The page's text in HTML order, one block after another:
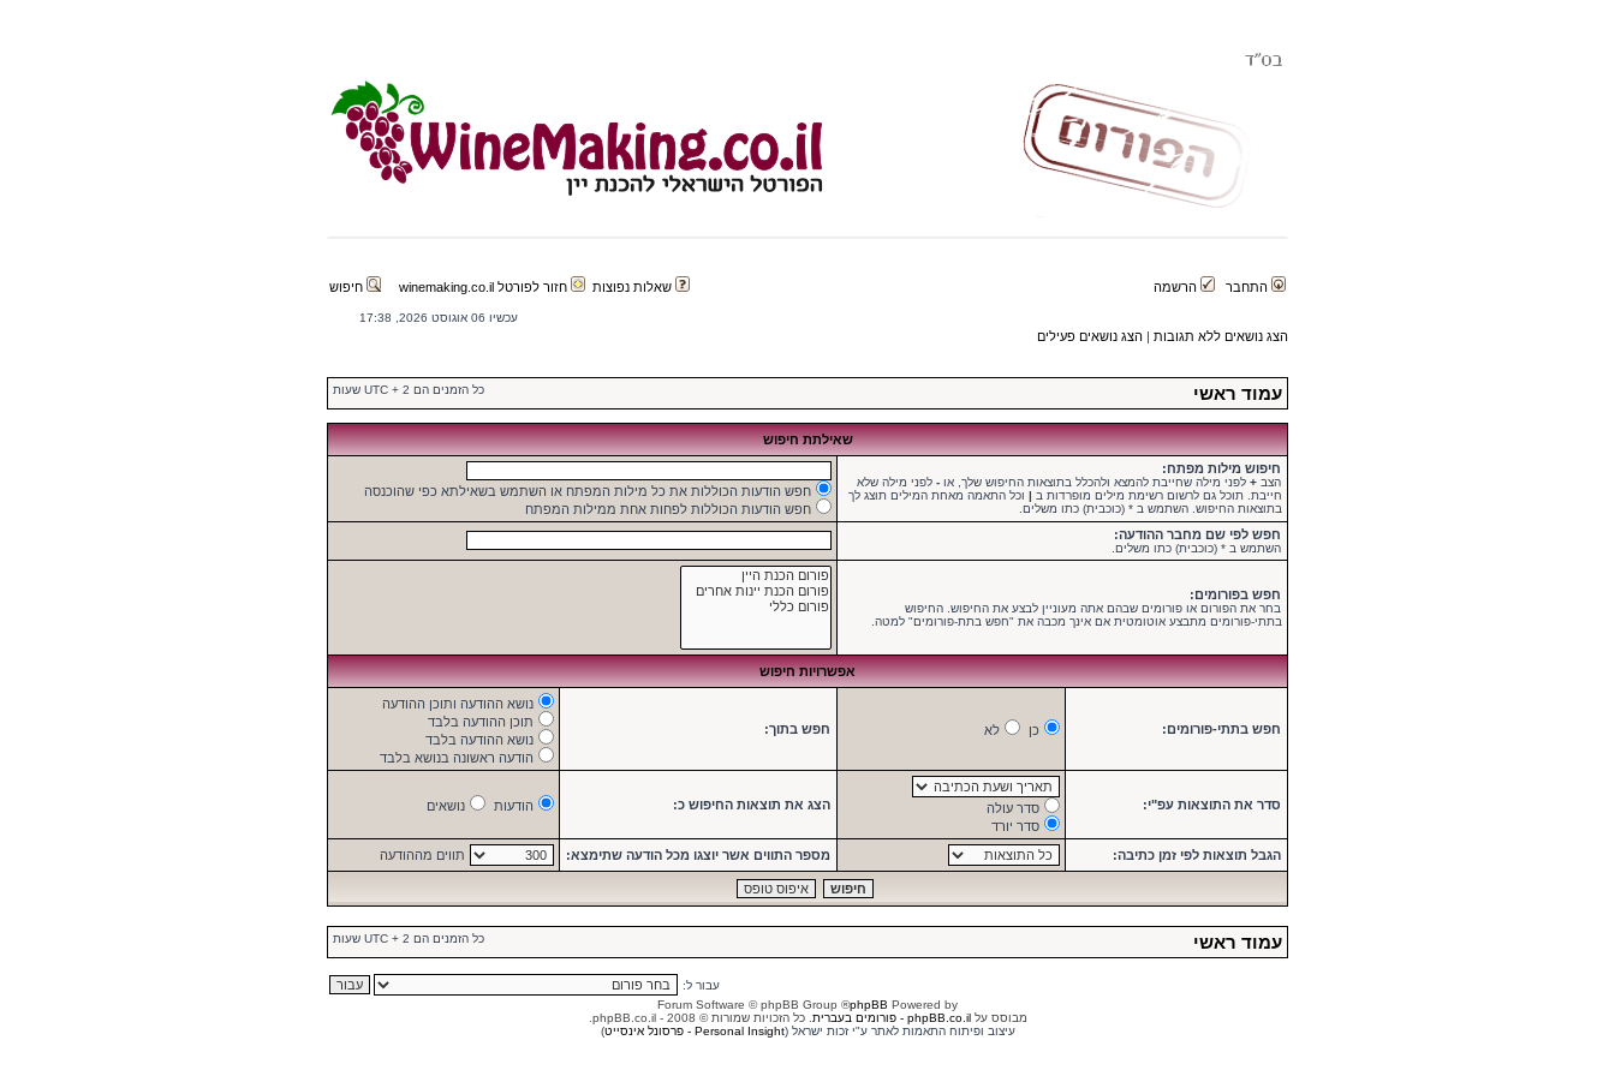
התחבר הרשמה שאלות נפוצות חזור לפורטל winemaking.co.il חיפוש
עכשיו 06 אוגוסט 2026, 17:38
הצג נושאים ללא תגובות | הצג נושאים פעילים
עמוד ראשי כל הזמנים הם UTC + 2 שעות
שאילתת חיפוש
חיפוש מילות מפתח:
הצב + לפני מילה שחייבת להמצא ולהכלל בתוצאות החיפוש שלך, או - לפני מילה שלא
חייבת. תוכל גם לרשום רשימת מילים מופרדות ב | וכל התאמה מאחת המילים תוצג לך
בתוצאות החיפוש. השתמש ב * (כוכבית) כתו משלים.
חפש הודעות הכוללות את כל מילות המפתח או השתמש בשאילתא כפי שהוכנסה
חפש הודעות הכוללות לפחות אחת ממילות המפתח
חפש לפי שם מחבר ההודעה:
השתמש ב * (כוכבית) כתו משלים.
חפש בפורומים:
בחר את הפורום או פורומים שבהם אתה מעוניין לבצע את החיפוש. החיפוש
בתתי-פורומים מתבצע אוטומטית אם אינך מכבה את "חפש בתת-פורומים" למטה.
אפשרויות חיפוש
חפש בתתי-פורומים: כן לא חפש בתוך:
נושא ההודעה ותוכן ההודעה
תוכן ההודעה בלבד
נושא ההודעה בלבד
הודעה ראשונה בנושא בלבד
סדר את התוצאות עפ"י:
סדר עולה
סדר יורד
הצג את תוצאות החיפוש כ: הודעות נושאים
הגבל תוצאות לפי זמן כתיבה: מספר התווים אשר יוצגו מכל הודעה שתימצא: תווים מההודעה
עמוד ראשי כל הזמנים הם UTC + 2 שעות
עבור ל:
Powered by
phpBB
® Forum Software © phpBB Group
מבוסס עלphpBB.co.il - פורומים בעברית
. כל הזכויות שמורות © 2008 - phpBB.co.il.
עיצוב ופיתוח התאמות לאתר ע"י זכות ישראל (Personal Insight - פרסונל אינסייט )